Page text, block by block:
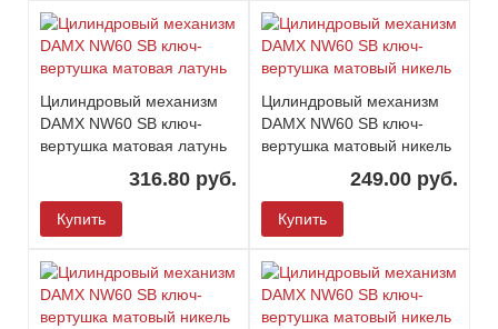
Цилиндровый механизм
DAMX NW60 SB ключ-
вертушка матовая латунь
316.80 руб.
Купить
Цилиндровый механизм
DAMX NW60 SB ключ-
вертушка матовый никель
249.00 руб.
Купить